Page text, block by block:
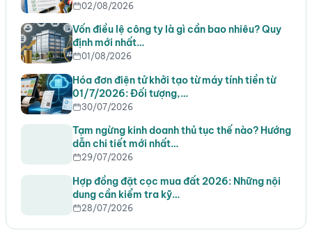
02/08/2026
Vốn điều lệ công ty là gì cần bao nhiêu? Quy
định mới nhất…
01/08/2026
Hóa đơn điện tử khởi tạo từ máy tính tiền từ
01/7/2026: Đối tượng,…
30/07/2026
Tạm ngừng kinh doanh thủ tục thế nào? Hướng
dẫn chi tiết mới nhất…
29/07/2026
Hợp đồng đặt cọc mua đất 2026: Những nội
dung cần kiểm tra kỹ…
28/07/2026